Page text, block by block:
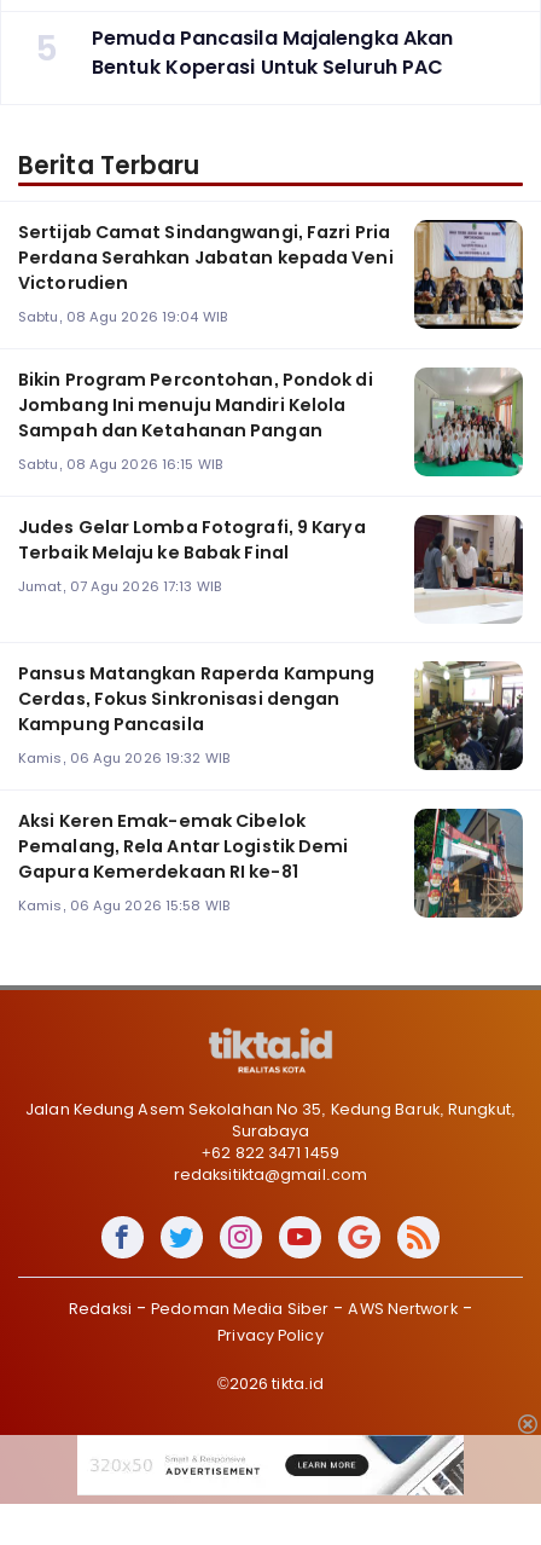
5
Pemuda Pancasila Majalengka Akan
Bentuk Koperasi Untuk Seluruh PAC
Berita Terbaru
Sertijab Camat Sindangwangi, Fazri Pria
Perdana Serahkan Jabatan kepada Veni
Victorudien
Sabtu, 08 Agu 2026 19:04 WIB
Bikin Program Percontohan, Pondok di
Jombang Ini menuju Mandiri Kelola
Sampah dan Ketahanan Pangan
Sabtu, 08 Agu 2026 16:15 WIB
Judes Gelar Lomba Fotografi, 9 Karya
Terbaik Melaju ke Babak Final
Jumat, 07 Agu 2026 17:13 WIB
Pansus Matangkan Raperda Kampung
Cerdas, Fokus Sinkronisasi dengan
Kampung Pancasila
Kamis, 06 Agu 2026 19:32 WIB
Aksi Keren Emak-emak Cibelok
Pemalang, Rela Antar Logistik Demi
Gapura Kemerdekaan RI ke-81
Kamis, 06 Agu 2026 15:58 WIB
Jalan Kedung Asem Sekolahan No 35, Kedung Baruk, Rungkut,
Surabaya
+62 822 3471 1459
redaksitikta@gmail.com
Redaksi Pedoman Media Siber
AWS Nertwork
Privacy Policy
©2026 tikta.id